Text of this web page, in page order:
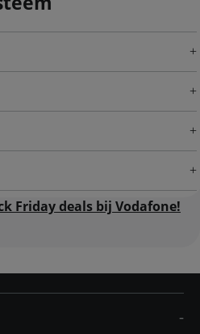
Friday deals bij Vodafone!